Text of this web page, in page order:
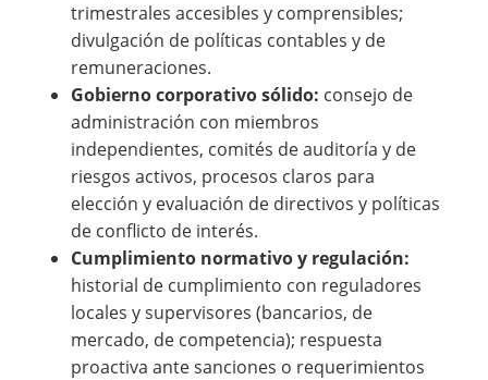
trimestrales accesibles y comprensibles;
divulgación de políticas contables y de
remuneraciones.
Gobierno corporativo sólido: consejo de
administración con miembros
independientes, comités de auditoría y de
riesgos activos, procesos claros para
elección y evaluación de directivos y políticas
de conflicto de interés.
Cumplimiento normativo y regulación:
historial de cumplimiento con reguladores
locales y supervisores (bancarios, de
mercado, de competencia); respuesta
proactiva ante sanciones o requerimientos